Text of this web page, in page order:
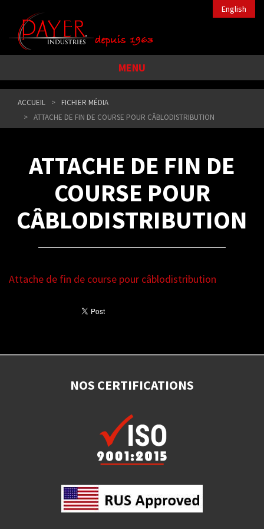
English
MENU
ACCUEIL
FICHIER MÉDIA
ATTACHE DE FIN DE COURSE POUR CÂBLODISTRIBUTION
ATTACHE DE FIN DE
COURSE POUR
CÂBLODISTRIBUTION
Attache de fin de course pour câblodistribution
NOS CERTIFICATIONS